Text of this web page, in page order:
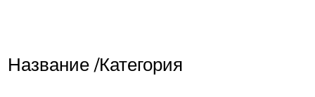
Название /Категория